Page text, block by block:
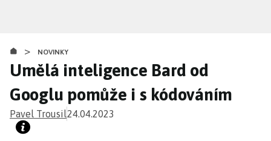
obsahu
> NOVINKY
Umělá inteligence Bard od
Googlu pomůže i s kódováním
Pavel Trousil24.04.2023